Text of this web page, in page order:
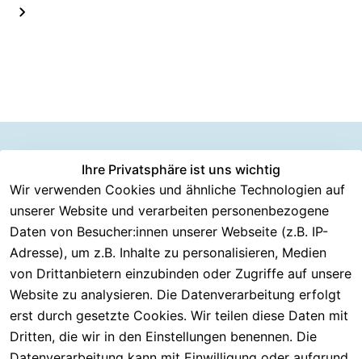
Ihre Privatsphäre ist uns wichtig
Wir verwenden Cookies und ähnliche Technologien auf
unserer Website und verarbeiten personenbezogene
Daten von Besucher:innen unserer Webseite (z.B. IP-
Adresse), um z.B. Inhalte zu personalisieren, Medien
von Drittanbietern einzubinden oder Zugriffe auf unsere
Website zu analysieren. Die Datenverarbeitung erfolgt
erst durch gesetzte Cookies. Wir teilen diese Daten mit
Dritten, die wir in den Einstellungen benennen. Die
Rechtliches
AGB
Impressum
Datenschutzer
klärung
Barrierefreiheit
Widerrufsrech
t
Kundenserv
ice
Häufige
Fragen
Kontakt
Registrieren
Serviceverspr
echen
Rückgabe &
Information
en
Über CMK
Versand
Batterieentsor
gung
Eektrogeräte-
Entsorgung
Versanddie
nstleister
DHL
DPD